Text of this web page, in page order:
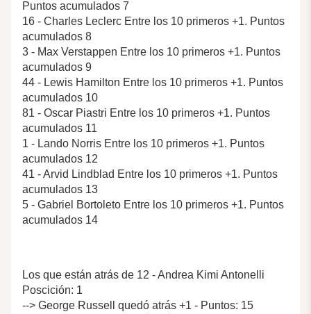
Puntos acumulados 7
16 - Charles Leclerc Entre los 10 primeros +1. Puntos
acumulados 8
3 - Max Verstappen Entre los 10 primeros +1. Puntos
acumulados 9
44 - Lewis Hamilton Entre los 10 primeros +1. Puntos
acumulados 10
81 - Oscar Piastri Entre los 10 primeros +1. Puntos
acumulados 11
1 - Lando Norris Entre los 10 primeros +1. Puntos
acumulados 12
41 - Arvid Lindblad Entre los 10 primeros +1. Puntos
acumulados 13
5 - Gabriel Bortoleto Entre los 10 primeros +1. Puntos
acumulados 14
Los que están atrás de 12 - Andrea Kimi Antonelli
Poscición: 1
--> George Russell quedó atrás +1 - Puntos: 15